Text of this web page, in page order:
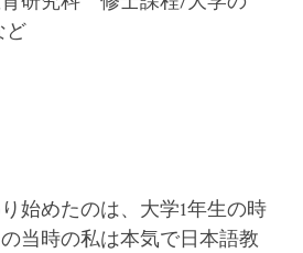
ど
始めたのは、大学1年生の時
当時の私は本気で日本語教